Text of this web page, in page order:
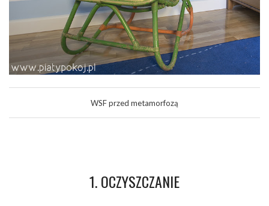
WSF przed metamorfozą
1. OCZYSZCZANIE